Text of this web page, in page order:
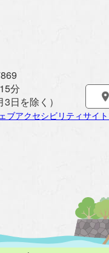
分
日を除く）
ブアクセシビリティサイ